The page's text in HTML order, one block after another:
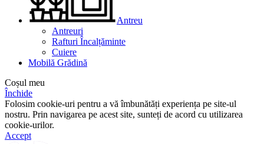
Antreu
Antreuri
Rafturi Încalțăminte
Cuiere
Mobilă Grădină
Coșul meu
Închide
Folosim cookie-uri pentru a vă îmbunătăți experiența pe site-ul
nostru. Prin navigarea pe acest site, sunteți de acord cu utilizarea
cookie-urilor.
Accept